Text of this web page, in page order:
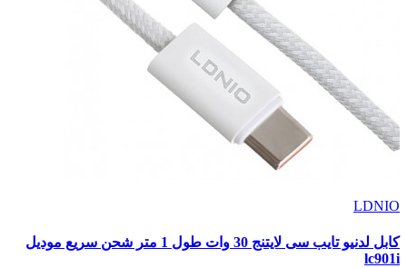
LDNIO
كابل لدنيو تايب سى لايتنج 30 وات طول 1 متر شحن سريع موديل
lc901i